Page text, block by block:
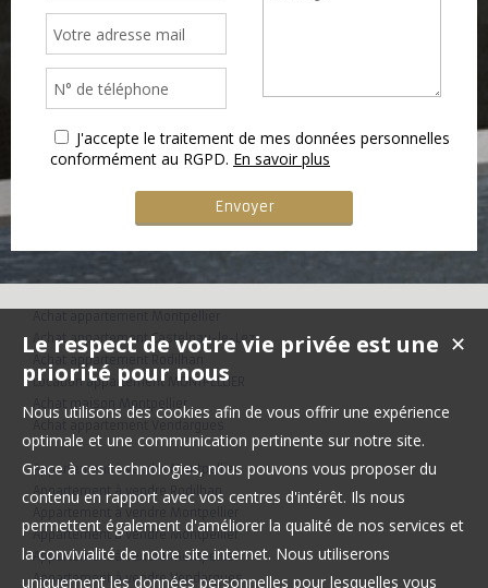
J'accepte le traitement de mes données personnelles
conformément au RGPD. En savoir plus
Achat appartement Castelnau-le-Lez
Achat appartement Rodilhan
Location appartement MONTPELLIER
Achat maison Montpellier
Appartement à vendre Montpellier
Appartement à vendre Rodilhan
Appartement à vendre Montpellier
Appartement à vendre Montpellier
Appartement à vendre Vendargues
✕
Le respect de votre vie privée est une
priorité pour nous
Nous utilisons des cookies afin de vous offrir une expérience
optimale et une communication pertinente sur notre site.
Grace à ces technologies, nous pouvons vous proposer du
contenu en rapport avec vos centres d'intérêt. Ils nous
permettent également d'améliorer la qualité de nos services et
la convivialité de notre site internet. Nous utiliserons
uniquement les données personnelles pour lesquelles vous